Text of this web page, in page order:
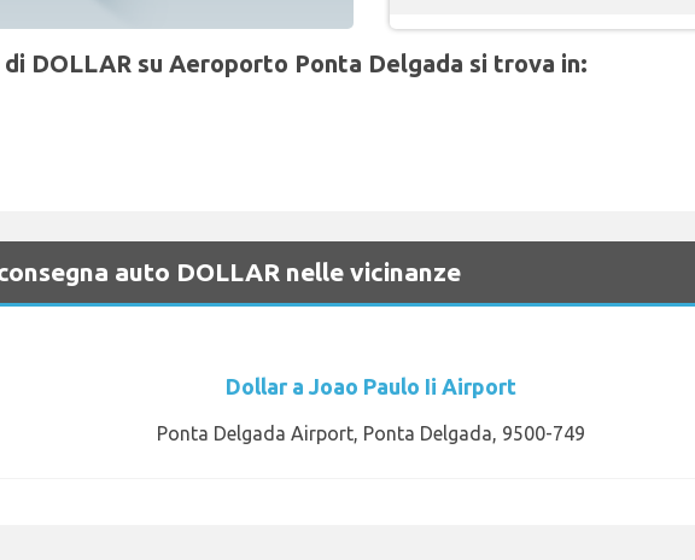
DOLLAR su Aeroporto Ponta Delgada si trova in:
auto DOLLAR nelle vicinanze
Dollar a Joao Paulo Ii Airport
Ponta Delgada Airport, Ponta Delgada, 9500-749